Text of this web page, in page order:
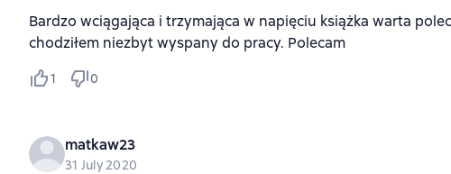
Bardzo wciągająca i trzymająca w napięciu książka warta
chodziłem niezbyt wyspany do pracy. Polecam
1 0
matkaw23
31 July 2020